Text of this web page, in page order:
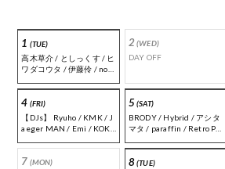
1 (TUE)
高木草介 / としっくす / ヒ
ワダコウタ / 伊藤伶 / nob
清兵衛 / 有澤 / ぼ〜ちゃん
/ あらた
2(WED)
DAY OFF
4 (FRI)
【DJs】 Ryuho / KMK / J
aeger MAN / Emi / KOKI
biki Miw
5 (SAT)
BRODY / Hybrid / アシタ
マタ / paraffin / Retro Pa
: Cafe RISE
7 (MON)
8(TUE)